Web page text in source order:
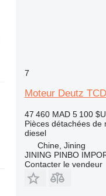
7
Moteur Deutz
47 460 MAD 5 100
Pièces détachées de
diesel
Chine, Jining
JINING PINBO
Contacter le vendeur